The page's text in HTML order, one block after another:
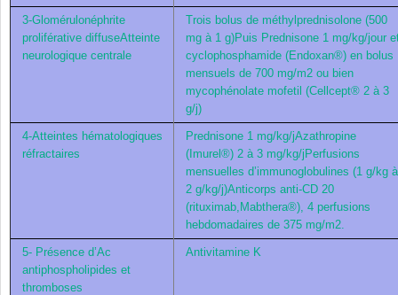
3-Glomérulonéphrite
proliférative diffuseAtteinte
neurologique centrale
Trois bolus de méthylprednisolone (500
mg à 1 g)Puis Prednisone 1 mg/kg/jour
cyclophosphamide (Endoxan®) en bolus
mensuels de 700 mg/m2 ou bien
mycophénolate mofetil (Cellcept® 2 à 3
g/j)
4-Atteintes hématologiques
réfractaires
Prednisone 1 mg/kg/jAzathropine
(Imurel®) 2 à 3 mg/kg/jPerfusions
mensuelles d’immunoglobulines (1 g/kg à
2 g/kg/j)Anticorps anti-CD 20
(rituximab,Mabthera®), 4 perfusions
hebdomadaires de 375 mg/m2.
5- Présence d’Ac
antiphospholipides et
thromboses
Antivitamine K